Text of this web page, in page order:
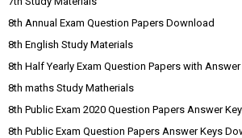
8th Annual Exam Question Papers Download
8th English Study Materials
8th Half Yearly Exam Question Papers with
8th maths Study Matherials
8th Public Exam 2020 Question Papers Answer
8th Public Exam Question Papers Answer Keys